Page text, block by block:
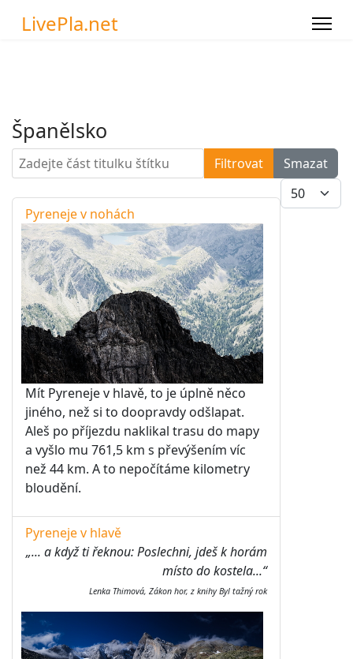
LivePla.net
Španělsko
Zadejte část titulku štítku Filtrovat
Smazat
Počet
Pyreneje v nohách
Mít Pyreneje v hlavě, to je úplně něco
jiného, než si to doopravdy odšlapat.
Aleš po příjezdu naklikal trasu do mapy
a vyšlo mu 761,5 km s převýšením víc
než 44 km. A to nepočítáme kilometry
bloudění.
Pyreneje v hlavě
„... a když ti řeknou: Poslechni, jdeš k horám
místo do kostela...“
Lenka Thimová, Zákon hor, z knihy Byl tažný rok